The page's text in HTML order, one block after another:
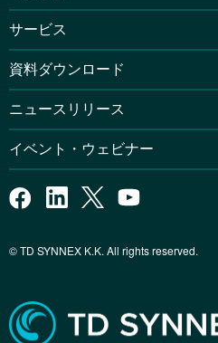
サービス
資料ダウンロード
ニュースリリース
イベント・ウェビナー
© TD SYNNEX K.K. All rights reserved.